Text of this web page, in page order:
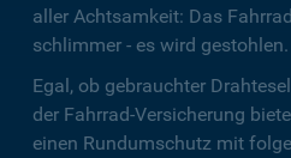
aller Achtsamkeit: Das
schlimmer - es wird gestohlen.
Egal, ob gebrauchter
der Fahrrad-Versicherung
einen Rundumschutz mit